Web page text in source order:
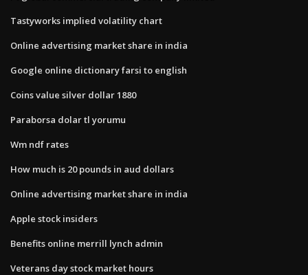
Tastyworks implied volatility chart
Online advertising market share in india
Google online dictionary farsi to english
Coins value silver dollar 1880
Paraborsa dolar tl yorumu
Wm ndf rates
How much is 20 pounds in aud dollars
Online advertising market share in india
Apple stock insiders
Benefits online merrill lynch admin
Veterans day stock market hours